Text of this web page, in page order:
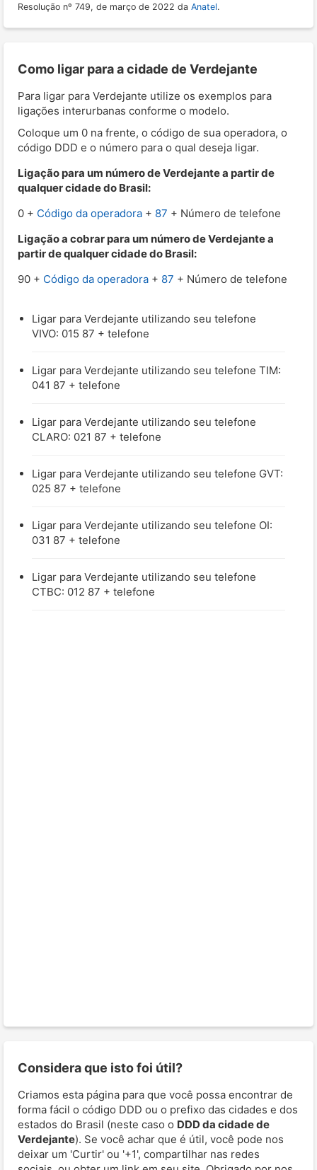
Resolução nº 749, de março de 2022 da Anatel.
Como ligar para a cidade de Verdejante
Para ligar para Verdejante utilize os exemplos para
ligações interurbanas conforme o modelo.
Coloque um 0 na frente, o código de sua operadora, o
código DDD e o número para o qual deseja ligar.
Ligação para um número de Verdejante a partir de
qualquer cidade do Brasil:
0 + Código da operadora + 87 + Número de telefone
Ligação a cobrar para um número de Verdejante a
partir de qualquer cidade do Brasil:
90 + Código da operadora + 87 + Número de telefone
Ligar para Verdejante utilizando seu telefone
VIVO: 015 87 + telefone
Ligar para Verdejante utilizando seu telefone TIM:
041 87 + telefone
Ligar para Verdejante utilizando seu telefone
CLARO: 021 87 + telefone
Ligar para Verdejante utilizando seu telefone GVT:
025 87 + telefone
Ligar para Verdejante utilizando seu telefone OI:
031 87 + telefone
Ligar para Verdejante utilizando seu telefone
CTBC: 012 87 + telefone
Considera que isto foi útil?
Criamos esta página para que você possa encontrar de
forma fácil o código DDD ou o prefixo das cidades e dos
estados do Brasil (neste caso o DDD da cidade de
Verdejante). Se você achar que é útil, você pode nos
deixar um 'Curtir' ou '+1', compartilhar nas redes